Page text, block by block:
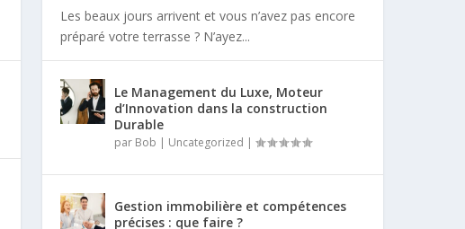
Les beaux jours arrivent et vous n’avez pas encore
préparé votre terrasse ? N’ayez...
Le Management du Luxe, Moteur
d’Innovation dans la construction
Durable
par Bob | Uncategorized |
Gestion immobilière et compétences
précises : que faire ?